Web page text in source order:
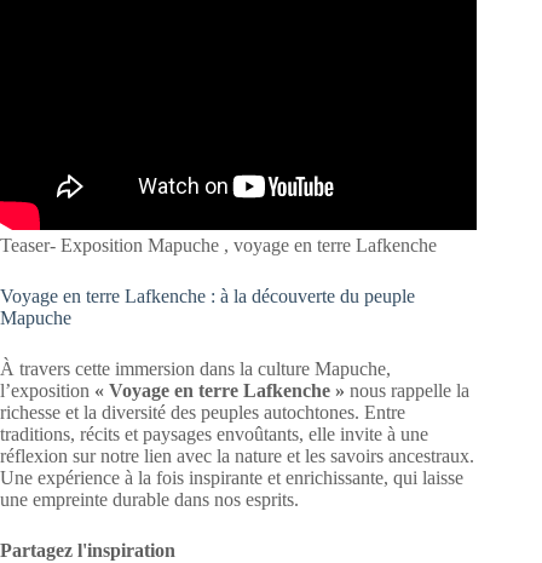
Teaser- Exposition Mapuche , voyage en terre Lafkenche
Voyage en terre Lafkenche : à la découverte du peuple
Mapuche
À travers cette immersion dans la culture Mapuche,
l’exposition « Voyage en terre Lafkenche » nous rappelle la
richesse et la diversité des peuples autochtones. Entre
traditions, récits et paysages envoûtants, elle invite à une
réflexion sur notre lien avec la nature et les savoirs ancestraux.
Une expérience à la fois inspirante et enrichissante, qui laisse
une empreinte durable dans nos esprits.
Partagez l'inspiration